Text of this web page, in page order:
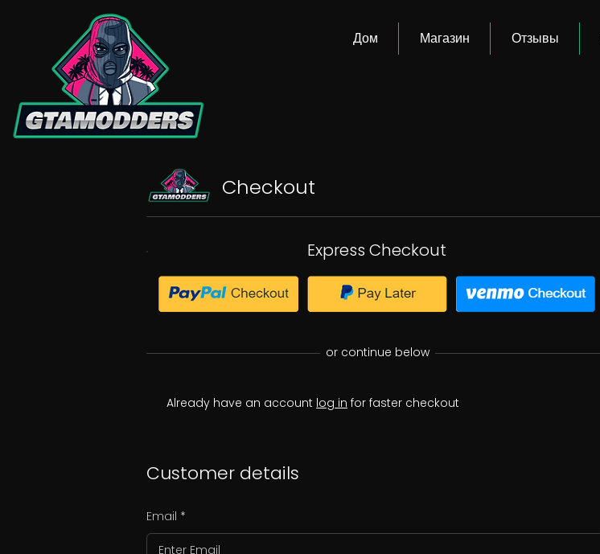
Дом Магазин Отзывы
Checkout
Express Checkout
or continue below
Already have an account log in for faster checkout
Customer details
Email